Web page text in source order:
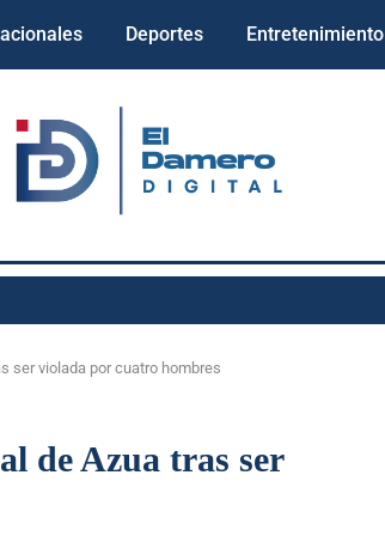
Deportes Entretenimiento
ser violada por cuatro hombres
de Azua tras ser